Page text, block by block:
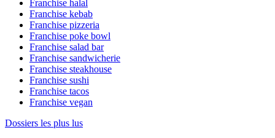
Franchise halal
Franchise kebab
Franchise pizzeria
Franchise poke bowl
Franchise salad bar
Franchise sandwicherie
Franchise steakhouse
Franchise sushi
Franchise tacos
Franchise vegan
Dossiers les plus lus